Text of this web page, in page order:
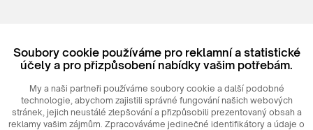
Login
Soubory cookie používáme pro reklamní a statistické
účely a pro přizpůsobení nabídky vašim potřebám.
My a naši partneři používáme soubory cookie a další podobné
technologie, abychom zajistili správné fungování našich webových
stránek, jejich neustálé zlepšování a přizpůsobili prezentovaný obsah a
reklamy vašim zájmům. Zpracováváme jedinečné identifikátory a údaje o